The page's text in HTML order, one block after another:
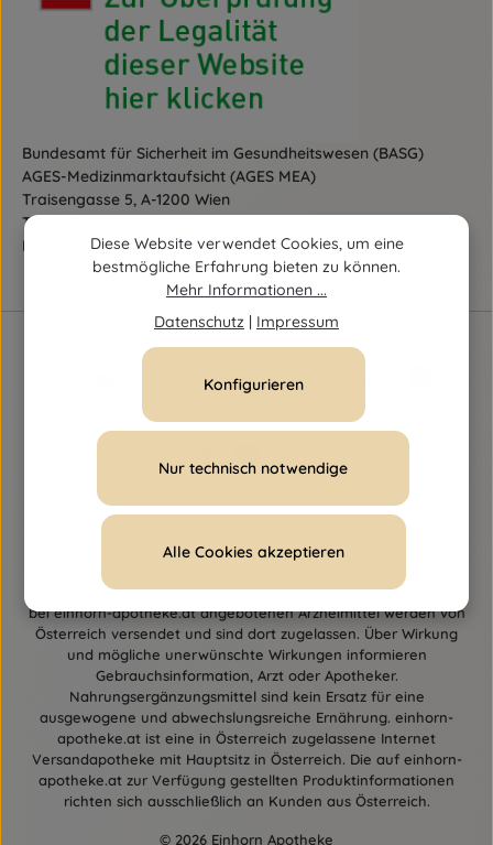
Bundesamt für Sicherheit im Gesundheitswesen (BASG)
AGES-Medizinmarktaufsicht (AGES MEA)
Traisengasse 5, A-1200 Wien
Tel.:
E-Mail:
fernabsatz@ages.at
© 2026 Einhorn Apotheke
ggf. Nachnahmegebühren, wenn nicht anders angegeben. Alle
bei einhorn-apotheke.at angebotenen Arzneimittel werden von
Österreich versendet und sind dort zugelassen. Über Wirkung
und mögliche unerwünschte Wirkungen informieren
Gebrauchsinformation, Arzt oder Apotheker.
Nahrungsergänzungsmittel sind kein Ersatz für eine
ausgewogene und abwechslungsreiche Ernährung. einhorn-
apotheke.at ist eine in Österreich zugelassene Internet
Versandapotheke mit Hauptsitz in Österreich. Die auf einhorn-
apotheke.at zur Verfügung gestellten Produktinformationen
richten sich ausschließlich an Kunden aus Österreich.
Diese Website verwendet Cookies, um eine
bestmögliche Erfahrung bieten zu können.
Mehr Informationen ...
Datenschutz
Impressum
Nur technisch notwendige
Konfigurieren
Alle Cookies akzeptieren